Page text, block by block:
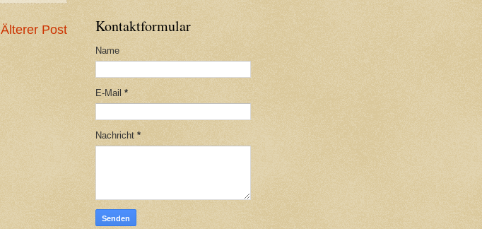
Älterer Post Kontaktformular
Name
E-Mail *
Nachricht *